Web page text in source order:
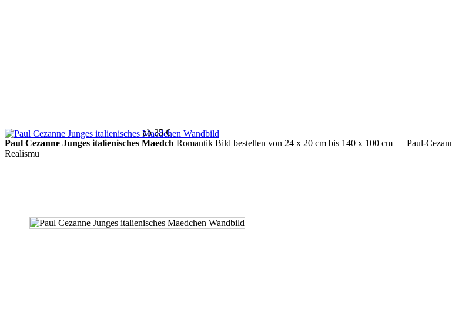
ab 35 €
Paul Cezanne Junges italienisches Maedch Romantik Bild bestellen von 24 x 20 cm bis 140 x 100 cm — Paul-
Realismu